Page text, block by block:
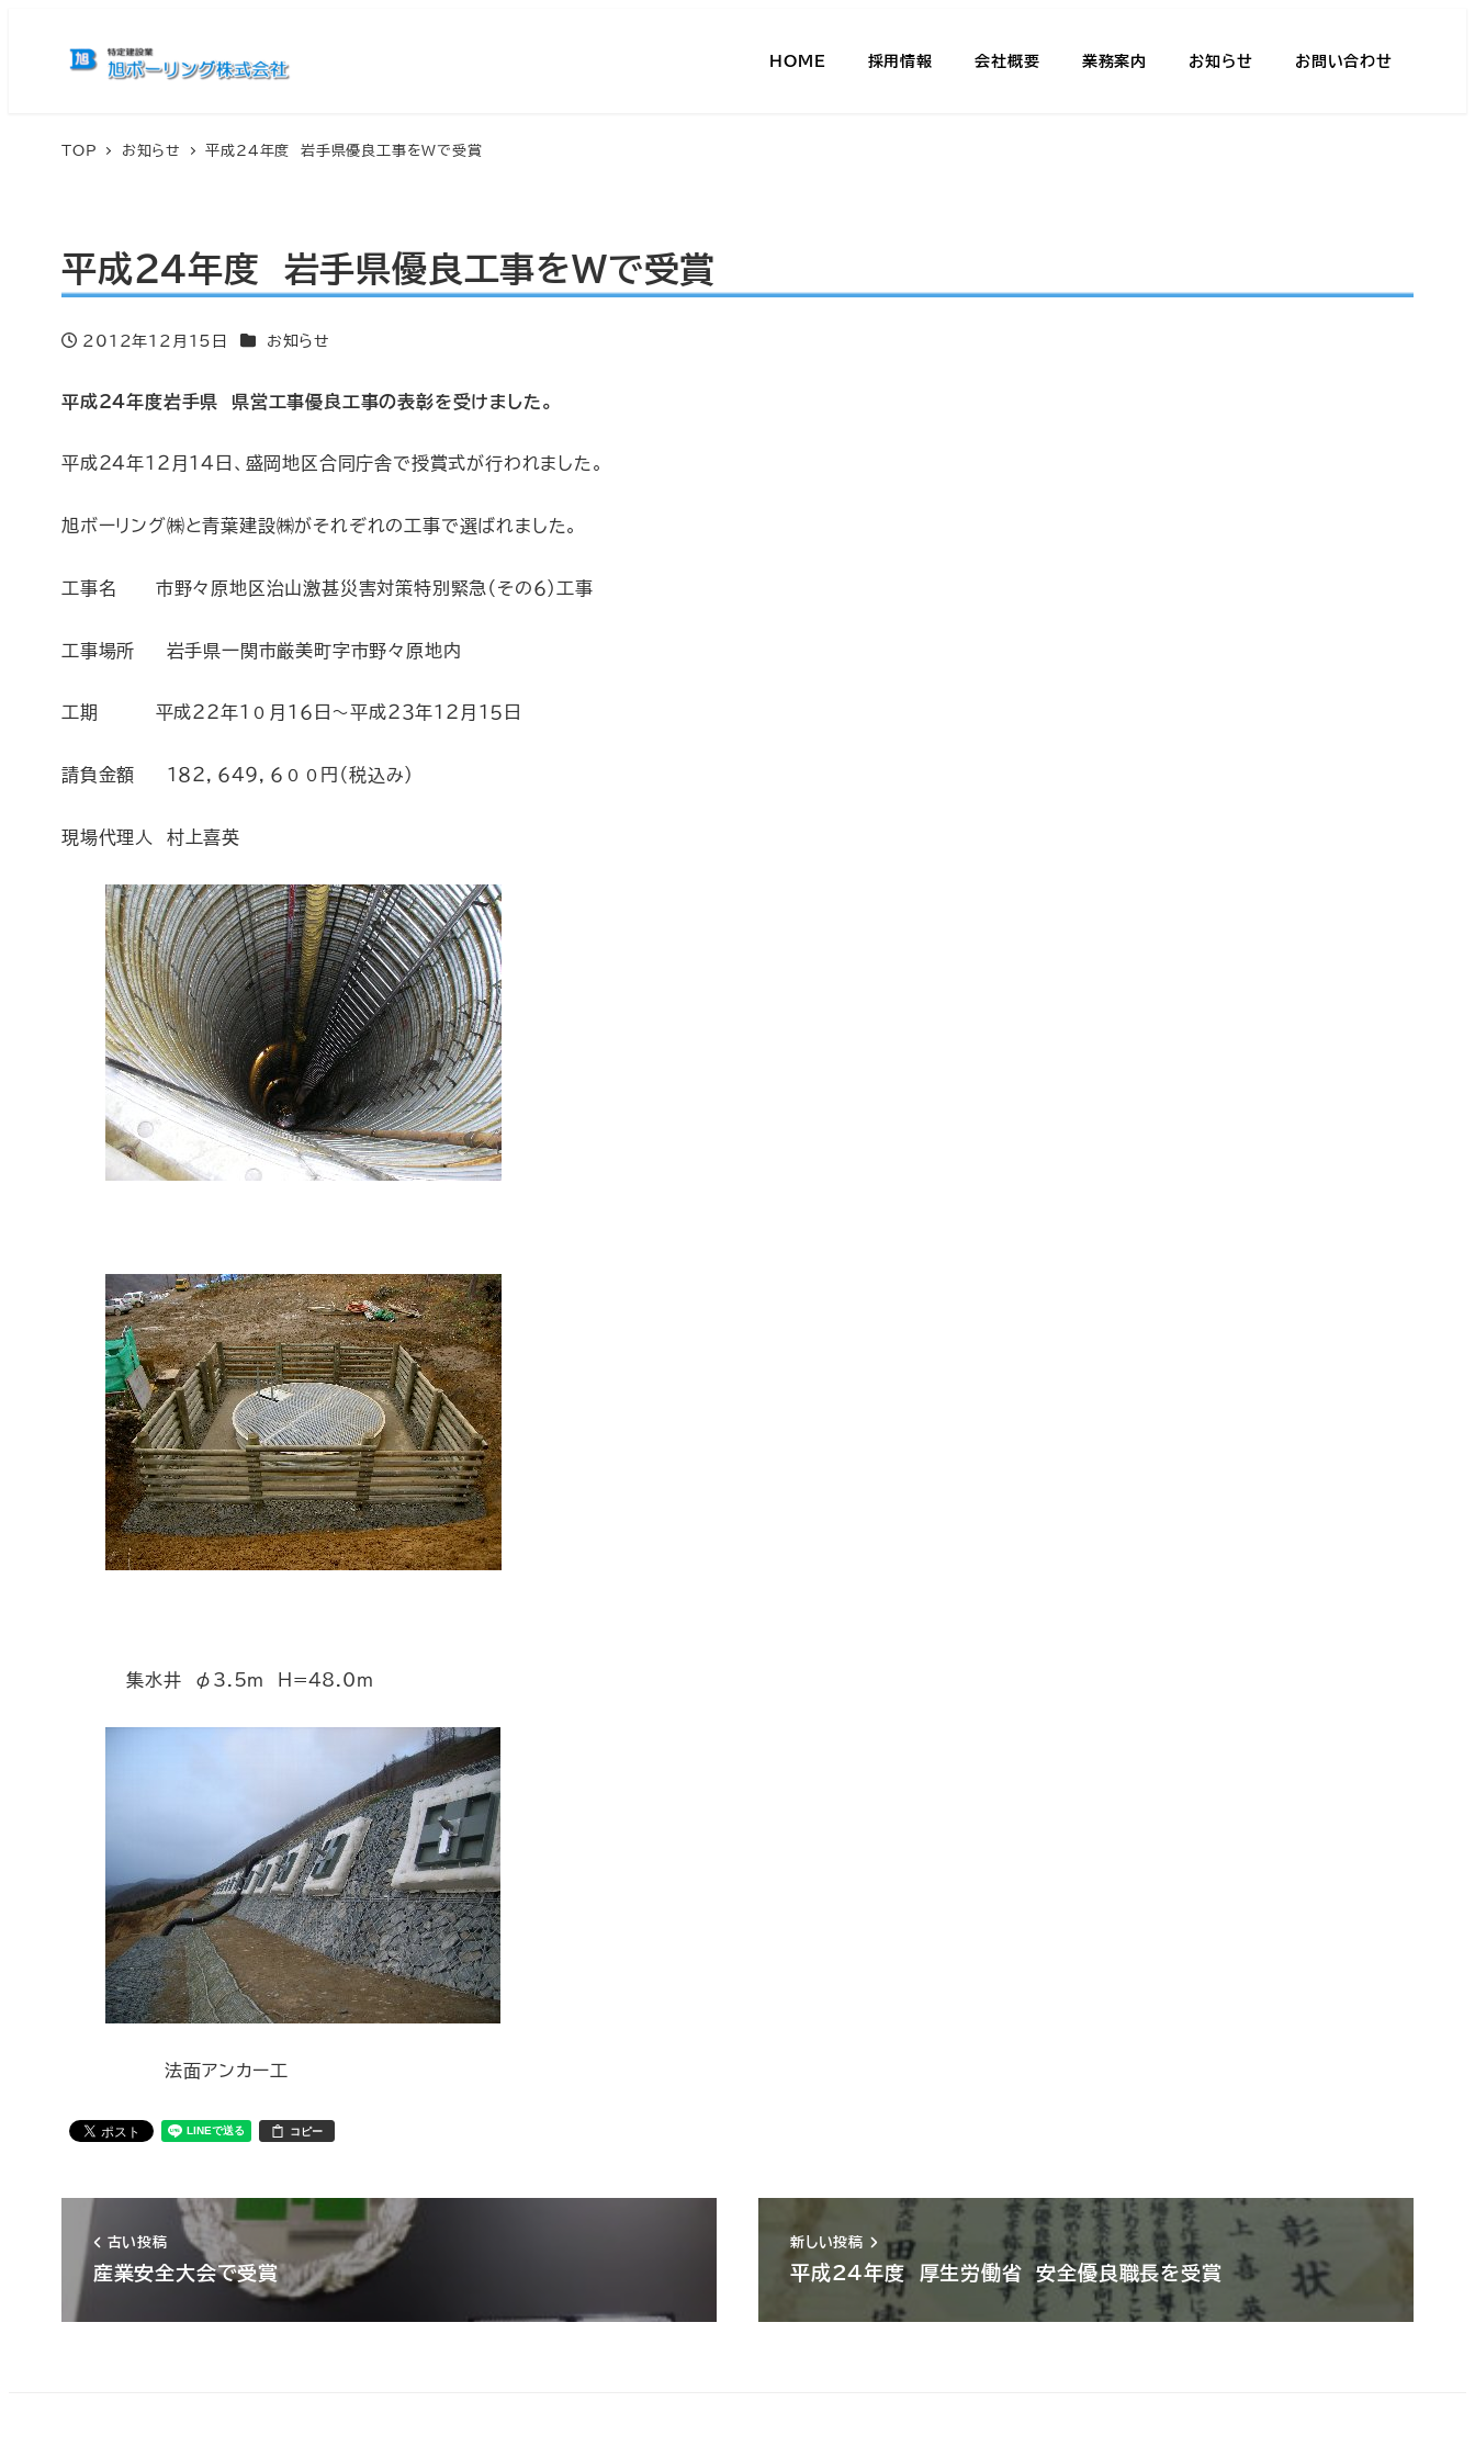
HOME 採用情報 会社概要 業務案内 お知らせ お問い合わせ
TOP お知らせ 平成24年度 岩手県優良工事をＷで受賞
平成24年度 岩手県優良工事をＷで受賞
投稿日
2012年12月15日 カテゴリー
お知らせ
平成24年度岩手県 県営工事優良工事の表彰を受けました。
平成２４年１２月１４日、盛岡地区合同庁舎で授賞式が行われました。
旭ボーリング㈱と青葉建設㈱がそれぞれの工事で選ばれました。
工事名 市野々原地区治山激甚災害対策特別緊急（その６）工事
工事場所 岩手県一関市厳美町字市野々原地内
工期 平成２２年１０月１６日～平成２３年１２月１５日
請負金額 １８２，６４９，６００円（税込み）
現場代理人 村上喜英
集水井 φ3.5m H=48.0ｍ
法面アンカー工
コピー
古い投稿
産業安全大会で受賞
新しい投稿
平成24年度 厚生労働省 安全優良職長を受賞